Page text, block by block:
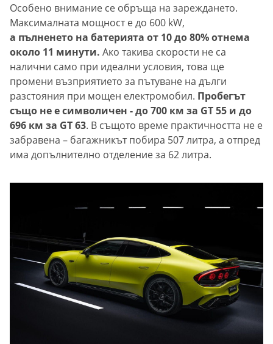
Особено внимание се обръща на зареждането.
Максималната мощност е до 600 kW,
а пълненето на батерията от 10 до 80% отнема
около 11 минути. Ако такива скорости не са
налични само при идеални условия, това ще
промени възприятието за пътуване на дълги
разстояния при мощен електромобил. Пробегът
също не е символичен - до 700 км за GT 55 и до
696 км за GT 63. В същото време практичността не е
забравена – багажникът побира 507 литра, а отпред
има допълнително отделение за 62 литра.